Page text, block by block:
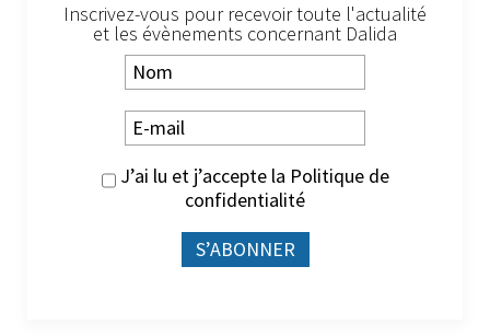
Inscrivez-vous pour recevoir toute l'actualité
et les évènements concernant Dalida
J’ai lu et j’accepte la Politique de
confidentialité